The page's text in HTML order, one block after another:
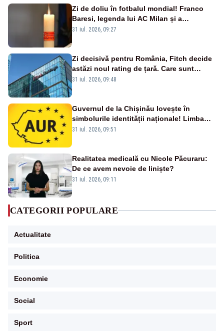
Zi de doliu în fotbalul mondial! Franco
Baresi, legenda lui AC Milan și a
naționalei Italiei, a murit
31 iul. 2026, 09:27
Zi decisivă pentru România, Fitch decide
astăzi noul rating de țară. Care sunt
efectele retrogradării la categoria „junk”
31 iul. 2026, 09:48
Guvernul de la Chișinău lovește în
simbolurile identității naționale! Limba
română nu se economisește! Limba
31 iul. 2026, 09:51
Realitatea medicală cu Nicole Păcuraru:
De ce avem nevoie de liniște?
31 iul. 2026, 09:11
CATEGORII POPULARE
Actualitate
Politica
Economie
Social
Sport